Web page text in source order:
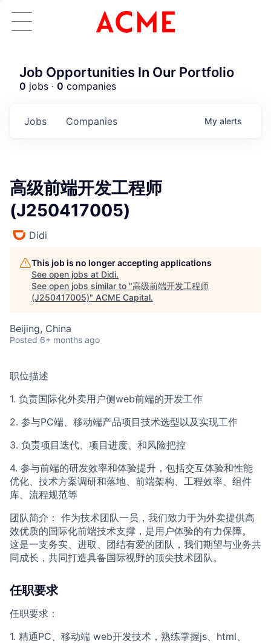
ACME Homepage
Job Opportunities In Our Portfolio
0 jobs · 0 companies
Jobs Companies My alerts
高级前端开发工程师
(J250417005)
Didi
This job is no longer accepting applications
See open jobs at Didi.
See open jobs similar to "高级前端开发工程师
(J250417005)" ACME Capital.
Beijing, China
Posted 6+ months ago
职位描述
1. 负责国际化外卖用户侧web前端的开发工作
2. 参与PC端、移动端产品项目技术选型以及实现工作
3. 负责项目迭代、项目进度、和风险把控
4. 参与前端的研发效率和体验提升，包括交互体验和性能
优化、技术方案调研和落地、前端架构、工程效率、组件
库、流程规范等
团队简介： 作为技术团队一员，我们致力于为外卖提供高
效优质的国际化前端技术支撑，是用户体验的有力保障。
这是一支务实、进取、团结有爱的团队，我们期望与业务共
同成长，共同打造具备国际视野的顶尖技术团队。
任职要求
任职要求：
1. 精通PC、移动端 web开发技术，熟练掌握js、html、